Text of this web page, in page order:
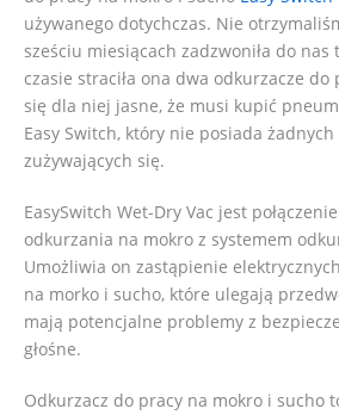
używanego dotychczas. Nie
sześciu miesiącach zadzwoniła do nas
czasie straciła ona dwa odkurzacze do
się dla niej jasne, że musi kupić
Easy Switch, który nie posiada
zużywających się.
EasySwitch Wet-Dry Vac jest
odkurzania na mokro z systemem
Umożliwia on zastąpienie
na morko i sucho, które ulegają
mają potencjalne problemy z
głośne.
Odkurzacz do pracy na mokro i sucho